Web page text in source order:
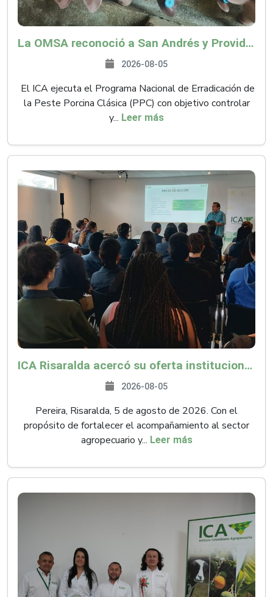
La OMSA reconoció a San Andrés y Providencia como zona libre de Peste Porcina Clásica (PPC)
2026-08-05
El ICA ejecuta el Programa Nacional de Erradicación de
la Peste Porcina Clásica (PPC) con objetivo controlar
y... Leer más
ICA Risaralda acercó su oferta institucional a productores y emprendedores en Expocamello
2026-08-05
Pereira, Risaralda, 5 de agosto de 2026. Con el
propósito de fortalecer el acompañamiento al sector
agropecuario y... Leer más